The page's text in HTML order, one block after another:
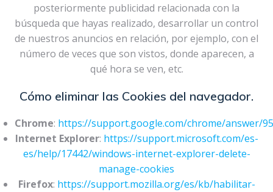
posteriormente publicidad relacionada con la
búsqueda que hayas realizado, desarrollar un control
de nuestros anuncios en relación, por ejemplo, con el
número de veces que son vistos, donde aparecen, a
qué hora se ven, etc.
Cómo eliminar las Cookies del navegador.
Chrome: https://support.google.com/chrome/answer/
Internet Explorer: https://support.microsoft.com/es-
es/help/17442/windows-internet-explorer-delete-
manage-cookies
Firefox: https://support.mozilla.org/es/kb/habilitar-